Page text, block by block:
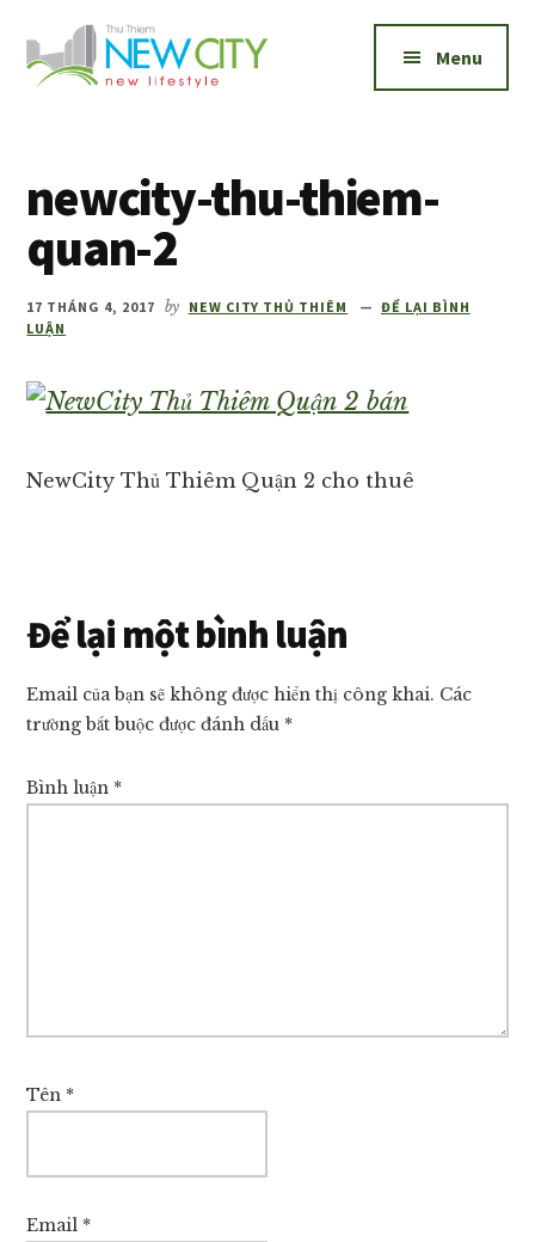
main
footer
Additional
menu
Thủ
Thiêm
thuê
căn
hộ
New
Thủ
Thiêm
phòng
nhất
thị
trường!
Menu
newcity-thu-thiem-
quan-2
17 THÁNG 4, 2017 by NEW CITY THỦ THIÊM
ĐỂ LẠI BÌNH
LUẬN
NewCity Thủ Thiêm Quận 2 cho thuê
Reader
Interactions
Để lại một bình luận
Email của bạn sẽ không được hiển thị công khai. Các
trường bắt buộc được đánh dấu *
Bình luận *
Tên *
Email *